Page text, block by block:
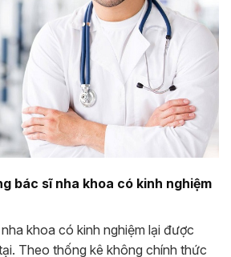
bác sĩ nha khoa có kinh nghiệm
khoa có kinh nghiệm lại được
Theo thống kê không chính thức